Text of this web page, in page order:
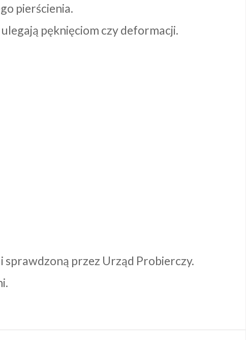
pierścienia.
pęknięciom czy deformacji.
sprawdzoną przez Urząd Probierczy.